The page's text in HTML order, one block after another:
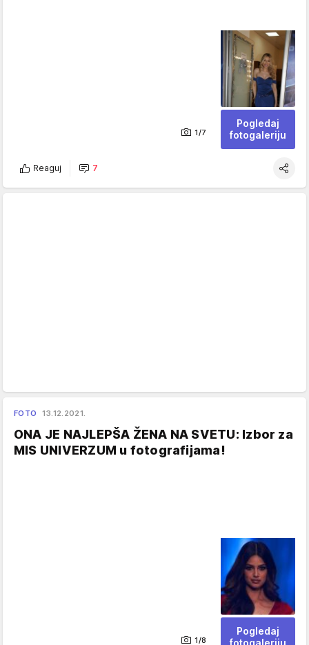
1/7
Pogledaj
fotogaleriju
Reaguj 7
FOTO 13.12.2021.
ONA JE NAJLEPŠA ŽENA NA SVETU: Izbor za
MIS UNIVERZUM u fotografijama!
1/8
Pogledaj
fotogaleriju